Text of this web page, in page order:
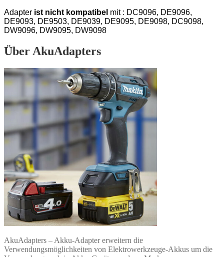
Adapter ist nicht kompatibel mit : DC9096, DE9096,
DE9093, DE9503, DE9039, DE9095, DE9098, DC9098,
DW9096, DW9095, DW9098
Über AkuAdapters
AkuAdapters – Akku-Adapter erweitern die
Verwendungsmöglichkeiten von Elektrowerkzeuge-Akkus um die